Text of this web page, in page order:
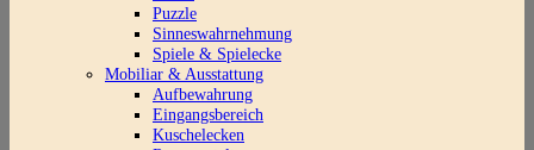
Puzzle
Sinneswahrnehmung
Spiele & Spielecke
Mobiliar & Ausstattung
Aufbewahrung
Eingangsbereich
Kuschelecken